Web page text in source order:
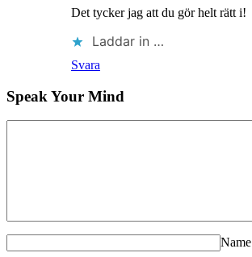
Det tycker jag att du gör helt rätt i!
Laddar in …
Svara
Speak Your Mind
Name